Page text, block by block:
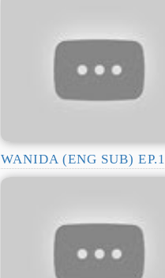
WANIDA (ENG SUB)